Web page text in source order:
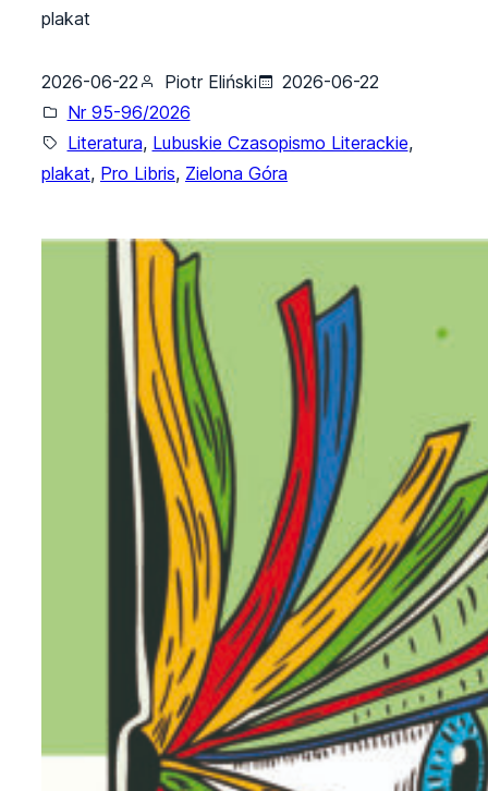
plakat
2026-06-22 Piotr Eliński
2026-06-22
Nr 95-96/2026
Literatura, Lubuskie Czasopismo Literackie,
plakat, Pro Libris, Zielona Góra